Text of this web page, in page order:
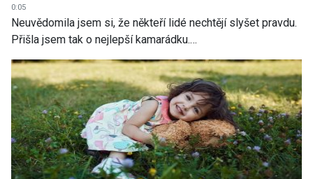
0:05
Neuvědomila jsem si, že někteří lidé nechtějí slyšet pravdu.
Přišla jsem tak o nejlepší kamarádku.…